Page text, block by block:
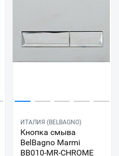
ИТАЛИЯ (BELBAGNO)
Кнопка смыва
BelBagno Marmi
BB010-MR-CHROME